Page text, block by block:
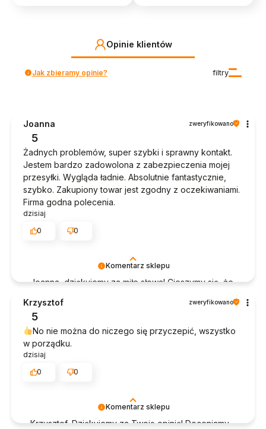
Opinie klientów
filtry
Jak zbieramy opinie?
Komentarz sklepu
Joanna, dziękujemy za miłe słowa! Cieszymy się, że
możemy zapewnić odpowiednią obsługę tak
świetnym klientom. Dziękujemy raz jeszcze!
Joanna zweryfikowano
5
Żadnych problemów, super szybki i sprawny kontakt.
Jestem bardzo zadowolona z zabezpieczenia mojej
przesyłki. Wygląda ładnie. Absolutnie fantastycznie,
szybko. Zakupiony towar jest zgodny z oczekiwaniami.
Firma godna polecenia.
dzisiaj
0
0
Komentarz sklepu
Krzysztof, Dziękujemy za Twoją opinię! Doceniamy
Krzysztof zweryfikowano
5
No nie można do niczego się przyczepić, wszystko
w porządku.
dzisiaj
0
0